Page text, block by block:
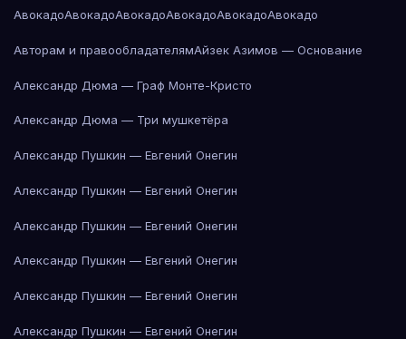
АвокадоАвокадоАвокадоАвокадоАвокадоАвокадо
Авторам и правообладателямАйзек Азимов — Основание
Александр Дюма — Граф Монте-Кристо
Александр Дюма — Три мушкетёра
Александр Пушкин — Евгений Онегин
Александр Пушкин — Евгений Онегин
Александр Пушкин — Евгений Онегин
Александр Пушкин — Евгений Онегин
Александр Пушкин — Евгений Онегин
Александр Пушкин — Евгений Онегин